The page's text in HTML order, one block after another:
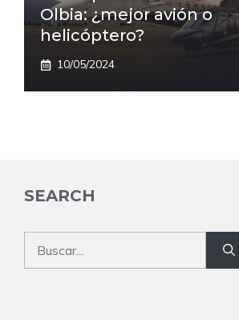
Olbia: ¿mejor avión o
helicóptero?
10/05/2024
SEARCH